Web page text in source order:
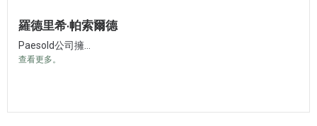
羅德里希·帕索爾德
Paesold公司擁...
查看更多。